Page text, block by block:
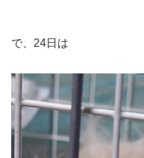
で、24日は